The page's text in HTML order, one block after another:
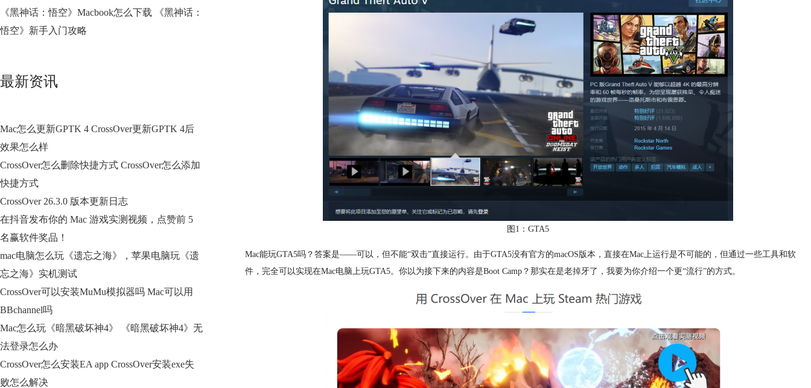
《黑神话：悟空》Macbook怎么下载 《黑神话：
悟空》新手入门攻略
最新资讯
Mac怎么更新GPTK 4 CrossOver更新GPTK 4后
效果怎么样
CrossOver怎么删除快捷方式 CrossOver怎么添加
快捷方式
CrossOver 26.3.0 版本更新日志
在抖音发布你的 Mac 游戏实测视频，点赞前 5
名赢软件奖品！
mac电脑怎么玩《遗忘之海》，苹果电脑玩《遗
忘之海》实机测试
CrossOver可以安装MuMu模拟器吗 Mac可以用
BBchannel吗
Mac怎么玩《暗黑破坏神4》 《暗黑破坏神4》无
法登录怎么办
CrossOver怎么安装EA app CrossOver安装exe失
败怎么解决
图1：GTA5
Mac能玩GTA5吗？答案是——可以，但不能“双击”直接运行。由于GTA5没有官方的macOS版本，直接在Mac上运行是不可能的，但通过一些工具和软
件，完全可以实现在Mac电脑上玩GTA5。你以为接下来的内容是Boot Camp？那实在是老掉牙了，我要为你介绍一个更“流行”的方式。